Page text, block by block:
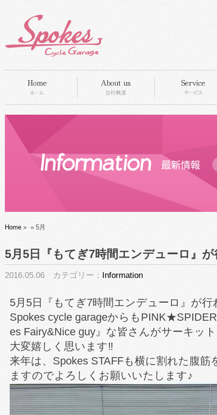
Home » » 5月
5月5日『もてぎ7時間エンデューロ』
2016.05.06 カテゴリー： Information
5月5日『もてぎ7時間エンデューロ』が
Spokes cycle garageからも
es Fairy&Nice guy』な皆さんがサーキッ
大変嬉しく思います‼︎
来年は、Spokes STAFFも横に割れた腹
ますのでよろしくお願いいたします♪